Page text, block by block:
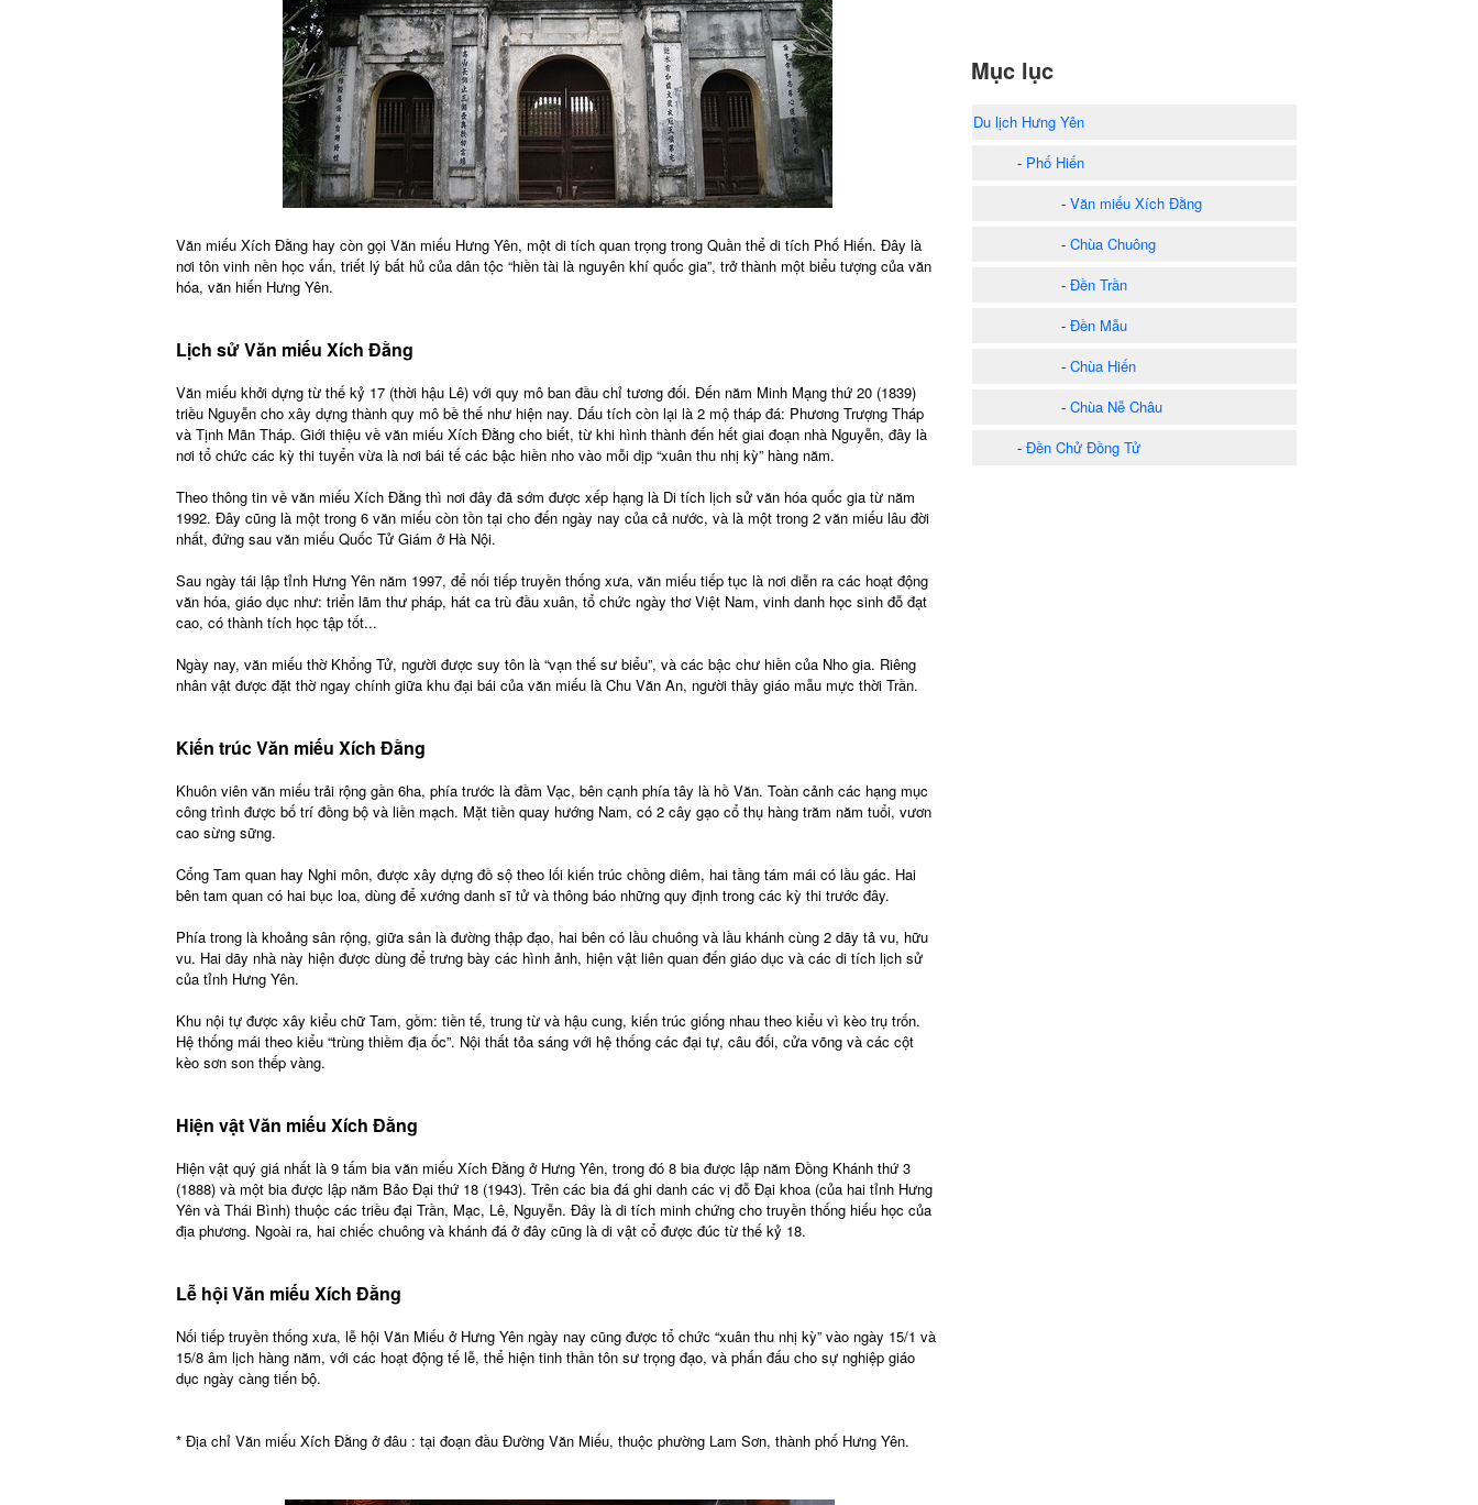
Văn miếu Xích Đằng hay còn gọi Văn miếu Hưng Yên, một di tích quan trọng trong Quần thể di tích Phố Hiến. Đây là
nơi tôn vinh nền học vấn, triết lý bất hủ của dân tộc “hiền tài là nguyên khí quốc gia”, trở thành một biểu tượng của văn
hóa, văn hiến Hưng Yên.
Lịch sử Văn miếu Xích Đằng
Văn miếu khởi dựng từ thế kỷ 17 (thời hậu Lê) với quy mô ban đầu chỉ tương đối. Đến năm Minh Mạng thứ 20 (1839)
triều Nguyễn cho xây dựng thành quy mô bề thế như hiện nay. Dấu tích còn lại là 2 mộ tháp đá: Phương Trượng Tháp
và Tịnh Mãn Tháp. Giới thiệu về văn miếu Xích Đằng cho biết, từ khi hình thành đến hết giai đoạn nhà Nguyễn, đây là
nơi tổ chức các kỳ thi tuyển vừa là nơi bái tế các bậc hiền nho vào mỗi dịp “xuân thu nhị kỳ” hàng năm.
Theo thông tin về văn miếu Xích Đằng thì nơi đây đã sớm được xếp hạng là Di tích lịch sử văn hóa quốc gia từ năm
1992. Đây cũng là một trong 6 văn miếu còn tồn tại cho đến ngày nay của cả nước, và là một trong 2 văn miếu lâu đời
nhất, đứng sau văn miếu Quốc Tử Giám ở Hà Nội.
Sau ngày tái lập tỉnh Hưng Yên năm 1997, để nối tiếp truyền thống xưa, văn miếu tiếp tục là nơi diễn ra các hoạt động
văn hóa, giáo dục như: triển lãm thư pháp, hát ca trù đầu xuân, tổ chức ngày thơ Việt Nam, vinh danh học sinh đỗ đạt
cao, có thành tích học tập tốt...
Ngày nay, văn miếu thờ Khổng Tử, người được suy tôn là “vạn thế sư biểu”, và các bậc chư hiền của Nho gia. Riêng
nhân vật được đặt thờ ngay chính giữa khu đại bái của văn miếu là Chu Văn An, người thầy giáo mẫu mực thời Trần.
Kiến trúc Văn miếu Xích Đằng
Khuôn viên văn miếu trải rộng gần 6ha, phía trước là đầm Vạc, bên cạnh phía tây là hồ Văn. Toàn cảnh các hạng mục
công trình được bố trí đồng bộ và liền mạch. Mặt tiền quay hướng Nam, có 2 cây gạo cổ thụ hàng trăm năm tuổi, vươn
cao sừng sững.
Cổng Tam quan hay Nghi môn, được xây dựng đồ sộ theo lối kiến trúc chồng diêm, hai tầng tám mái có lầu gác. Hai
bên tam quan có hai bục loa, dùng để xướng danh sĩ tử và thông báo những quy định trong các kỳ thi trước đây.
Phía trong là khoảng sân rộng, giữa sân là đường thập đạo, hai bên có lầu chuông và lầu khánh cùng 2 dãy tả vu, hữu
vu. Hai dãy nhà này hiện được dùng để trưng bày các hình ảnh, hiện vật liên quan đến giáo dục và các di tích lịch sử
của tỉnh Hưng Yên.
Khu nội tự được xây kiểu chữ Tam, gồm: tiền tế, trung từ và hậu cung, kiến trúc giống nhau theo kiểu vì kèo trụ trốn.
Hệ thống mái theo kiểu “trùng thiềm địa ốc”. Nội thất tỏa sáng với hệ thống các đại tự, câu đối, cửa võng và các cột
kèo sơn son thếp vàng.
Hiện vật Văn miếu Xích Đằng
Hiện vật quý giá nhất là 9 tấm bia văn miếu Xích Đằng ở Hưng Yên, trong đó 8 bia được lập năm Đồng Khánh thứ 3
(1888) và một bia được lập năm Bảo Đại thứ 18 (1943). Trên các bia đá ghi danh các vị đỗ Đại khoa (của hai tỉnh Hưng
Yên và Thái Bình) thuộc các triều đại Trần, Mạc, Lê, Nguyễn. Đây là di tích minh chứng cho truyền thống hiếu học của
địa phương. Ngoài ra, hai chiếc chuông và khánh đá ở đây cũng là di vật cổ được đúc từ thế kỷ 18.
Lễ hội Văn miếu Xích Đằng
Nối tiếp truyền thống xưa, lễ hội Văn Miếu ở Hưng Yên ngày nay cũng được tổ chức “xuân thu nhị kỳ” vào ngày 15/1 và
15/8 âm lịch hàng năm, với các hoạt động tế lễ, thể hiện tinh thần tôn sư trọng đạo, và phấn đấu cho sự nghiệp giáo
dục ngày càng tiến bộ.
* Địa chỉ Văn miếu Xích Đằng ở đâu : tại đoạn đầu Đường Văn Miếu, thuộc phường Lam Sơn, thành phố Hưng Yên.
Mục lục
Du lịch Hưng Yên
- Phố Hiến
- Văn miếu Xích Đằng
- Chùa Chuông
- Đền Trần
- Đền Mẫu
- Chùa Hiến
- Chùa Nễ Châu
- Đền Chử Đồng Tử